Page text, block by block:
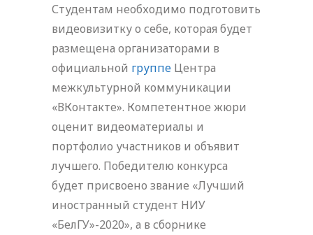
Студентам необходимо подготовить
видеовизитку о себе, которая будет
размещена организаторами в
официальной группе Центра
межкультурной коммуникации
«ВКонтакте». Компетентное жюри
оценит видеоматериалы и
портфолио участников и объявит
лучшего. Победителю конкурса
будет присвоено звание «Лучший
иностранный студент НИУ
«БелГУ»-2020», а в сборнике